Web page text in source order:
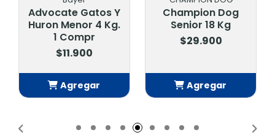
Advocate Gatos Y
Huron Menor 4 Kg.
1 Compr
$11.900
Agregar
Champion Dog
Senior 18 Kg
$29.900
Agregar